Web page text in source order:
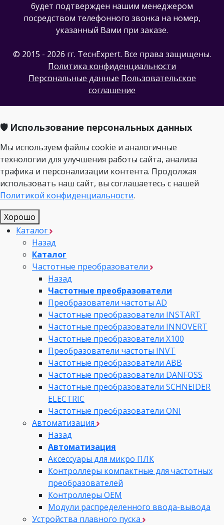
будет подтвержден нашим менеджером
посредством телефонного звонка на номер,
указанный Вами при заказе.
© 2015 - 2026 гг. ТеcнExpert. Все права защищены.
Политика конфиденциальности
Персональные данные Пользовательское
соглашение
🛡️ Использование персональных данных
Мы используем файлы cookie и аналогичные
технологии для улучшения работы сайта, анализа
трафика и персонализации контента. Продолжая
использовать наш сайт, вы соглашаетесь с нашей
Политикой конфиденциальности.
Хорошо
Каталог
Назад
Каталог
Частотные преобразователи
Назад
Частотные преобразователи
Преобразователи частоты AD
Частотные преобразователи INSTART
Частотные преобразователи INNOVERT
Частотные преобразователи Х100
Преобразователи частоты INVT
Частотные преобразователи ABB
Частотные преобразователи DANFOSS
Частотные преобразователи SCHNEIDER
ELECTRIC
Частотные преобразователи ONI
Автоматизация
Назад
Автоматизация
Аксессуары для микро ПЛК
Контроллеры компактные для частотных
преобразователей
Контроллеры ОЕМ
Модули распределенного ввода-вывода
Устройства плавного пуска